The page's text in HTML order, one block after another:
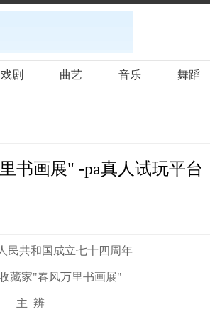
戏剧 曲艺 音乐 舞蹈
书画展" -pa真人试玩平台
民共和国成立七十四周年
藏家"春风万里书画展"
主 辨